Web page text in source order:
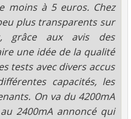
moins à 5 euros. Chez
plus transparents sur
grâce aux avis des
une idée de la qualité
tests avec divers accus
capacités, les
On va du 4200mA
2400mA annoncé qui